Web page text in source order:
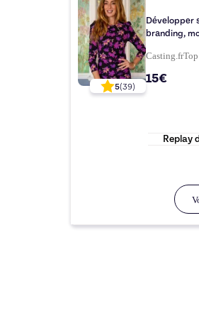
5(39)
Développer
branding,
Casting.frTop
15€
Replay